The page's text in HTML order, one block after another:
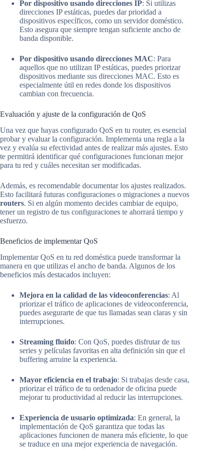
Por dispositivo usando direcciones IP: Si utilizas
direcciones IP estáticas, puedes dar prioridad a
dispositivos específicos, como un servidor doméstico.
Esto asegura que siempre tengan suficiente ancho de
banda disponible.
Por dispositivo usando direcciones MAC: Para
aquellos que no utilizan IP estáticas, puedes priorizar
dispositivos mediante sus direcciones MAC. Esto es
especialmente útil en redes donde los dispositivos
cambian con frecuencia.
Evaluación y ajuste de la configuración de QoS
Una vez que hayas configurado QoS en tu router, es esencial
probar y evaluar la configuración. Implementa una regla a la
vez y evalúa su efectividad antes de realizar más ajustes. Esto
te permitirá identificar qué configuraciones funcionan mejor
para tu red y cuáles necesitan ser modificadas.
Además, es recomendable documentar los ajustes realizados.
Esto facilitará futuras configuraciones o migraciones a nuevos
routers. Si en algún momento decides cambiar de equipo,
tener un registro de tus configuraciones te ahorrará tiempo y
esfuerzo.
Beneficios de implementar QoS
Implementar QoS en tu red doméstica puede transformar la
manera en que utilizas el ancho de banda. Algunos de los
beneficios más destacados incluyen:
Mejora en la calidad de las videoconferencias: Al
priorizar el tráfico de aplicaciones de videoconferencia,
puedes asegurarte de que tus llamadas sean claras y sin
interrupciones.
Streaming fluido: Con QoS, puedes disfrutar de tus
series y películas favoritas en alta definición sin que el
buffering arruine la experiencia.
Mayor eficiencia en el trabajo: Si trabajas desde casa,
priorizar el tráfico de tu ordenador de oficina puede
mejorar tu productividad al reducir las interrupciones.
Experiencia de usuario optimizada: En general, la
implementación de QoS garantiza que todas las
aplicaciones funcionen de manera más eficiente, lo que
se traduce en una mejor experiencia de navegación.